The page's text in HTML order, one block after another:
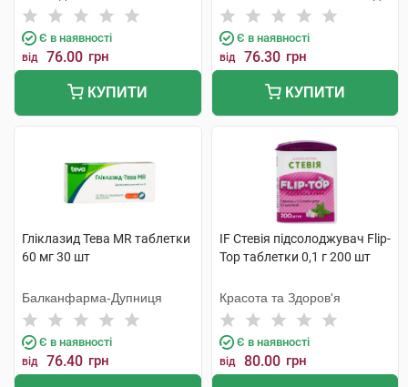
Є в наявності
від 76.00 грн
КУПИТИ
Є в наявності
від 76.30 грн
КУПИТИ
Гліклазид Тева MR таблетки
60 мг 30 шт
Балканфарма-Дупниця
Є в наявності
від 76.40 грн
IF Стевія підсолоджувач Flip-
Top таблетки 0,1 г 200 шт
Красота та Здоров'я
Є в наявності
від 80.00 грн